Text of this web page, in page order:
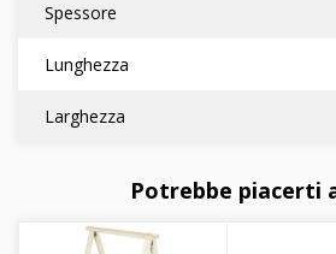
Spessore
Lunghezza
Larghezza
Potrebbe piacerti